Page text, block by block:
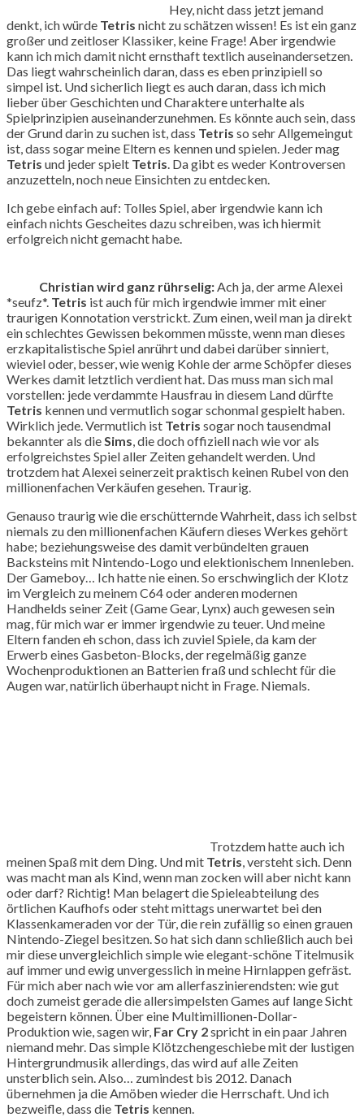
Hey, nicht dass jetzt jemand
denkt, ich würde Tetris nicht zu schätzen wissen! Es ist ein ganz
großer und zeitloser Klassiker, keine Frage! Aber irgendwie
kann ich mich damit nicht ernsthaft textlich auseinandersetzen.
Das liegt wahrscheinlich daran, dass es eben prinzipiell so
simpel ist. Und sicherlich liegt es auch daran, dass ich mich
lieber über Geschichten und Charaktere unterhalte als
Spielprinzipien auseinanderzunehmen. Es könnte auch sein, dass
der Grund darin zu suchen ist, dass Tetris so sehr Allgemeingut
ist, dass sogar meine Eltern es kennen und spielen. Jeder mag
Tetris und jeder spielt Tetris . Da gibt es weder Kontroversen
anzuzetteln, noch neue Einsichten zu entdecken.
Ich gebe einfach auf: Tolles Spiel, aber irgendwie kann ich
einfach nichts Gescheites dazu schreiben, was ich hiermit
erfolgreich nicht gemacht habe.
Christian wird ganz rührselig: Ach ja, der arme Alexei
*seufz*. Tetris ist auch für mich irgendwie immer mit einer
traurigen Konnotation verstrickt. Zum einen, weil man ja direkt
ein schlechtes Gewissen bekommen müsste, wenn man dieses
erzkapitalistische Spiel anrührt und dabei darüber sinniert,
wieviel oder, besser, wie wenig Kohle der arme Schöpfer dieses
Werkes damit letztlich verdient hat. Das muss man sich mal
vorstellen: jede verdammte Hausfrau in diesem Land dürfte
Tetris kennen und vermutlich sogar schonmal gespielt haben.
Wirklich jede. Vermutlich ist Tetris sogar noch tausendmal
bekannter als die Sims , die doch offiziell nach wie vor als
erfolgreichstes Spiel aller Zeiten gehandelt werden. Und
trotzdem hat Alexei seinerzeit praktisch keinen Rubel von den
millionenfachen Verkäufen gesehen. Traurig.
Genauso traurig wie die erschütternde Wahrheit, dass ich selbst
niemals zu den millionenfachen Käufern dieses Werkes gehört
habe; beziehungsweise des damit verbündelten grauen
Backsteins mit Nintendo-Logo und elektionischem Innenleben.
Der Gameboy… Ich hatte nie einen. So erschwinglich der Klotz
im Vergleich zu meinem C64 oder anderen modernen
Handhelds seiner Zeit (Game Gear, Lynx) auch gewesen sein
mag, für mich war er immer irgendwie zu teuer. Und meine
Eltern fanden eh schon, dass ich zuviel Spiele, da kam der
Erwerb eines Gasbeton-Blocks, der regelmäßig ganze
Wochenproduktionen an Batterien fraß und schlecht für die
Augen war, natürlich überhaupt nicht in Frage. Niemals.
Trotzdem hatte auch ich
meinen Spaß mit dem Ding. Und mit Tetris , versteht sich. Denn
was macht man als Kind, wenn man zocken will aber nicht kann
oder darf? Richtig! Man belagert die Spieleabteilung des
örtlichen Kaufhofs oder steht mittags unerwartet bei den
Klassenkameraden vor der Tür, die rein zufällig so einen grauen
Nintendo-Ziegel besitzen. So hat sich dann schließlich auch bei
mir diese unvergleichlich simple wie elegant-schöne Titelmusik
auf immer und ewig unvergesslich in meine Hirnlappen gefräst.
Für mich aber nach wie vor am allerfaszinierendsten: wie gut
doch zumeist gerade die allersimpelsten Games auf lange Sicht
begeistern können. Über eine Multimillionen-Dollar-
Produktion wie, sagen wir, Far Cry 2spricht in ein paar Jahren
niemand mehr. Das simple Klötzchengeschiebe mit der lustigen
Hintergrundmusik allerdings, das wird auf alle Zeiten
unsterblich sein. Also… zumindest bis 2012. Danach
übernehmen ja die Amöben wieder die Herrschaft. Und ich
bezweifle, dass die Tetris kennen.